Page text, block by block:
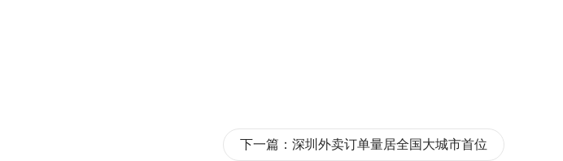
下一篇： 深圳外卖订单量居全国大城市首位